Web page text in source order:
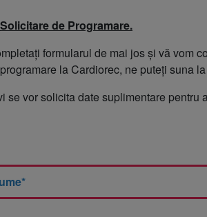
Medicină de familie
Medicină internă
Neurologie
Ortopedie și traumatologie
Solicitare de Programare.
formularul de mai jos și vă vom
la Cardiorec, ne puteți suna
se vor solicita date suplimentare